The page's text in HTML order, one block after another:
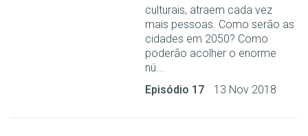
culturais, atraem cada vez
mais pessoas. Como serão as
cidades em 2050? Como
poderão acolher o enorme
nú...
Episódio 17
13 Nov 2018